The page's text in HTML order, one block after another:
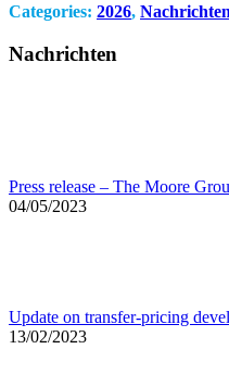
Categories: 2026, Nachrichten
Nachrichten
Press release – The Moore
04/05/2023
Update on transfer-pricing
13/02/2023